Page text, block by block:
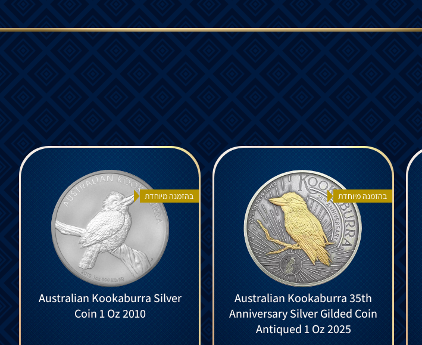
בהזמנה מיוחדת
Australian Kookaburra 35th
Anniversary Silver Gilded Coin
Antiqued 1 Oz 2025
בהזמנה מיוחדת
Australian Kookaburra Silver
Coin 1 Oz 2010